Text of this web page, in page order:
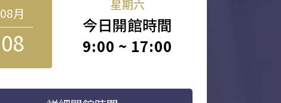
08月
08
星期六
今日開館時間
9:00 ~ 17:00